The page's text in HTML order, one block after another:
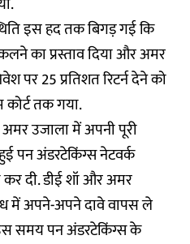
इस हद तक बिगड़ गई कि
का प्रस्ताव दिया और अमर
पर 25 प्रतिशत रिटर्न देने को
कोर्ट तक गया.
उजाला में अपनी पूरी
पन अंडरटेकिंग्स नेटवर्क
कर दी. डीई शॉ और अमर
में अपने-अपने दावे वापस ले
समय पन अंडरटेकिंग्स के